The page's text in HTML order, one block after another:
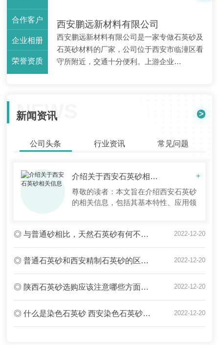
合作客户
企业相册
荣誉资质
西安鹏远新材料有限公司
西安鹏远新材料有限公司是一家专做石英砂及
石英砂材料的厂家，公司位于西安市临潼区看
守所附近，交通十分便利。上游企业…
NEWS
新闻资讯 >
公司头条 行业资讯 常见问题
介绍关于西安石英砂相关信息
+
尊敬的读者：本文旨在介绍西安石英砂
的相关信息，包括其基本特性、应用领
基本特性石英砂是由硅氧化物（SiO2）
组成的一种自然无机物质，主要分布于
地壳表层。西安石英砂产量较多，以其
结晶度高、硬度大、颜色纯净等特点而
行业。二、
◎ 与普通砂相比，天然石英砂有何不同？陕西石英砂厂家为您在线解答 2022-12-20
◎ 普通石英砂和西安精制石英砂的区别竟然是这样的！ 2022-12-20
◎ 陕西石英砂选购应该注意哪些方面？石英砂选购过程中的注意要点 2022-12-20
◎ 什么是染色石英砂 西安染色石英砂应用领域全解析 2022-12-20